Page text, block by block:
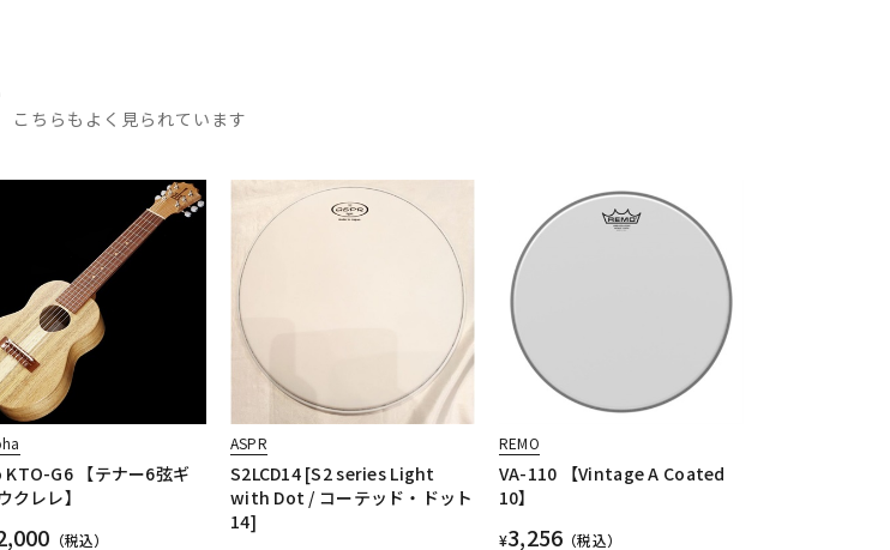
こちらもよく見られています
KTO-G6 【テナー6弦ギ
クレレ】
（税込）
ASPR
S2LCD14 [S2 series Light
with Dot / コーテッド・ドット
14]
REMO
VA-110 【Vintage A Coated
10】
¥3,256 （税込）